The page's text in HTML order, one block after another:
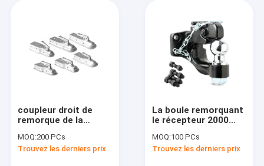
coupleur droit de
remorque de la
MOQ:200 PCs
Trouvez les derniers prix
La boule remorquant
le récepteur 2000
pièces de rechange
de remorque
MOQ:100 PCs
Trouvez les derniers prix